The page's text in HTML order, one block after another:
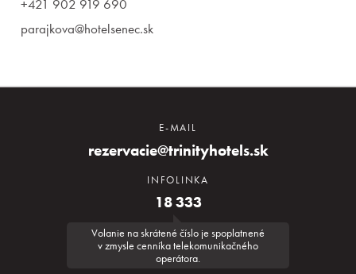
+421 902 919 690
parajkova@hotelsenec.sk
E-MAIL
rezervacie@trinityhotels.sk
INFOLINKA
18 333
Volanie na skrátené číslo je spoplatnené
v zmysle cenníka telekomunikačného
operátora.